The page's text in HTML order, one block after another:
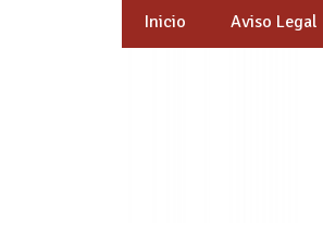
Inicio Aviso Legal